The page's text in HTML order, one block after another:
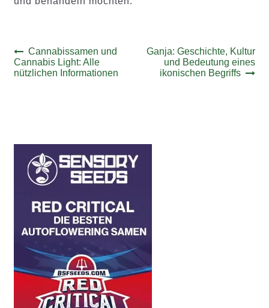
Beitrags-
Navigation
Vorheriger
Beitrag:
Cannabissamen und
Cannabis Light: Alle
nützlichen Informationen
Nächster
Beitrag:
Ganja: Geschichte, Kultur
und Bedeutung eines
ikonischen Begriffs